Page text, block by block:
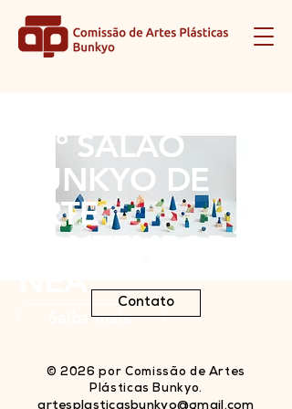
36º SALÃO
BUNKYO DE
ARTE
CONTEMPORÂ
Saiba mais
Contato
© 2026 por Comissão de Artes
Plásticas Bunkyo.
artesplasticasbunkyo@gmail.com